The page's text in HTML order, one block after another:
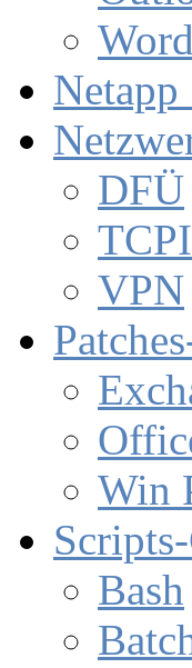
Word
Netapp
DFÜ
VPN
Win
Bash